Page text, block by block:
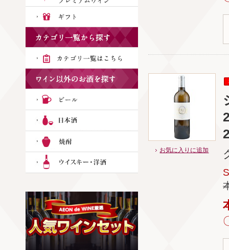
お気に入りに追加